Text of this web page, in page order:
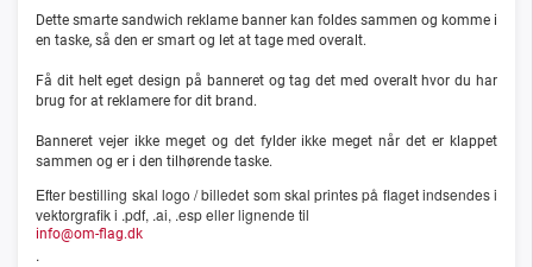
Dette smarte sandwich reklame banner kan foldes sammen og komme i
en taske, så den er smart og let at tage med overalt.
Få dit helt eget design på banneret og tag det med overalt hvor du har
brug for at reklamere for dit brand.
Banneret vejer ikke meget og det fylder ikke meget når det er klappet
sammen og er i den tilhørende taske.
Efter bestilling skal logo / billedet som skal printes på flaget indsendes i
vektorgrafik i .pdf, .ai, .esp eller lignende til
info@om-flag.dk
.